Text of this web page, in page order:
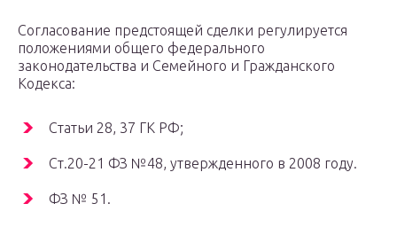
Согласование предстоящей сделки регулируется
положениями общего федерального
законодательства и Семейного и Гражданского
Кодекса:
Статьи 28, 37 ГК РФ;
Ст.20-21 ФЗ №48, утвержденного в 2008 году.
ФЗ № 51.